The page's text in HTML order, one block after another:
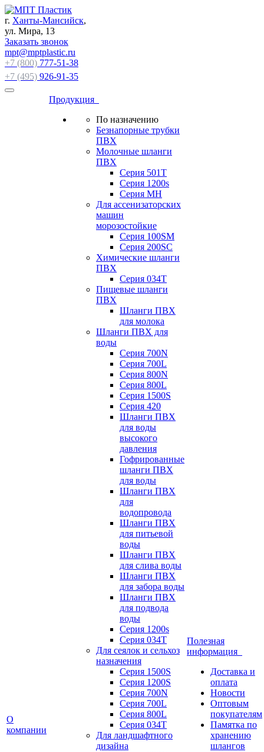
г. Ханты-Мансийск,
ул. Мира, 13
Заказать звонок
mpt@mptplastic.ru
+7 (800) 777-51-38
+7 (495) 926-91-35
О
компании
Продукция
По назначению
Безнапорные трубки
ПВХ
Молочные шланги
ПВХ
Серия 501T
Серия 1200s
Серия МН
Для ассенизаторских
машин
морозостойкие
Серия 100SM
Серия 200SС
Химические шланги
ПВХ
Серия 034Т
Пищевые шланги
ПВХ
Шланги ПВХ
для молока
Шланги ПВХ для
воды
Серия 700N
Серия 700L
Серия 800N
Серия 800L
Серия 1500S
Серия 420
Шланги ПВХ
для воды
высокого
давления
Гофрированные
шланги ПВХ
для воды
Шланги ПВХ
для
водопровода
Шланги ПВХ
для питьевой
воды
Шланги ПВХ
для слива воды
Шланги ПВХ
для забора воды
Шланги ПВХ
для подвода
воды
Серия 1200s
Серия 034Т
Для сеялок и сельхоз
назначения
Серия 1500S
Серия 1200S
Серия 700N
Серия 700L
Серия 800L
Серия 034T
Для ландшафтного
дизайна
Полезная
информация
Доставка и
оплата
Новости
Оптовым
покупателям
Памятка по
хранению
шлангов